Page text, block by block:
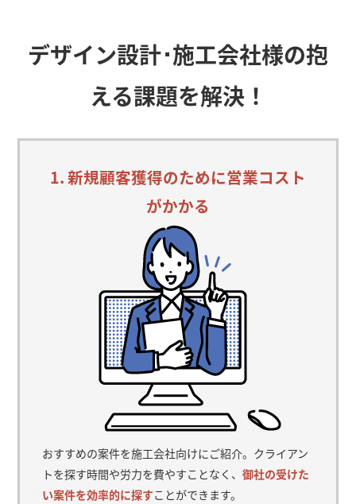
デザイン設計･施工会社様の抱
える課題を解決！
1. 新規顧客獲得のために営業コスト
がかかる
おすすめの案件を施工会社向けにご紹介。クライアン
トを探す時間や労力を費やすことなく、御社の受けた
い案件を効率的に探すことができます。